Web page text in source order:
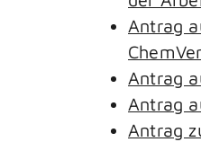
Antrag
Antrag
Antrag
Antrag